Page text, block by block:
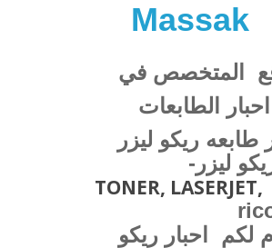
Massak
المتخصص في
احبار الطابعات
طابعه ريكو ليزر
ليزر-
لكم احبار ريكو